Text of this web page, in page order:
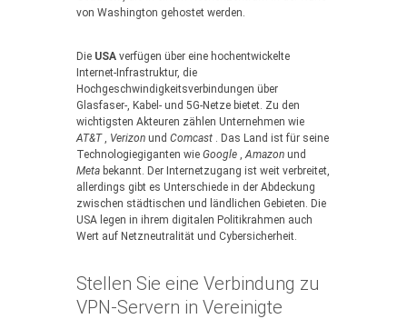
von Washington gehostet werden.
Die USA verfügen über eine hochentwickelte
Internet-Infrastruktur, die
Hochgeschwindigkeitsverbindungen über
Glasfaser-, Kabel- und 5G-Netze bietet. Zu den
wichtigsten Akteuren zählen Unternehmen wie
AT&T, Verizon und Comcast . Das Land ist für seine
Technologiegiganten wie Google ,Amazon und
Meta bekannt. Der Internetzugang ist weit verbreitet,
allerdings gibt es Unterschiede in der Abdeckung
zwischen städtischen und ländlichen Gebieten. Die
USA legen in ihrem digitalen Politikrahmen auch
Wert auf Netzneutralität und Cybersicherheit.
Stellen Sie eine Verbindung zu
VPN-Servern in Vereinigte